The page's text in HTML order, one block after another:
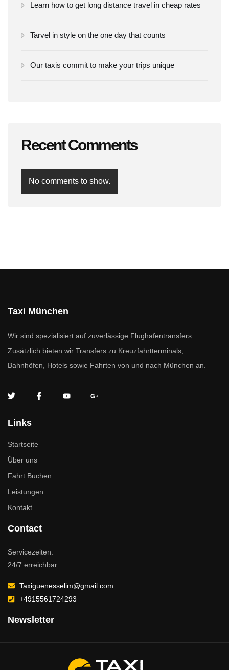
Learn how to get long distance travel in cheap rates
Tarvel in style on the one day that counts
Our taxis commit to make your trips unique
Recent Comments
No comments to show.
Taxi München
Wir sind spezialisiert auf zuverlässige Flughafentransfers.
Zusätzlich bieten wir Transfers zu Kreuzfahrtterminals,
Bahnhöfen, Hotels sowie Fahrten von und nach München an.
Links
Startseite
Über uns
Fahrt Buchen
Leistungen
Kontakt
Contact
Servicezeiten:
24/7 erreichbar
Taxiguenesselim@gmail.com
+4915561724293
Newsletter